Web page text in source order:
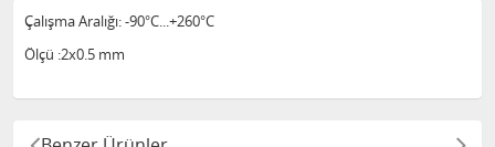
Çalışma Aralığı: -90°C...+260°C
Ölçü :2x0.5 mm